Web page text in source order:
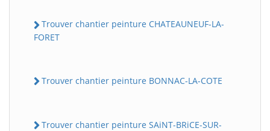
Trouver chantier peinture CHATEAUNEUF-LA-
FORET
Trouver chantier peinture BONNAC-LA-COTE
Trouver chantier peinture SAiNT-BRiCE-SUR-